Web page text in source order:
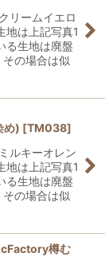
ームイエロ
地は上記写真1
る生地は廃盤
の場合は似
め) [TM038]
ルキーオレン
地は上記写真1
る生地は廃盤
の場合は似
樽む